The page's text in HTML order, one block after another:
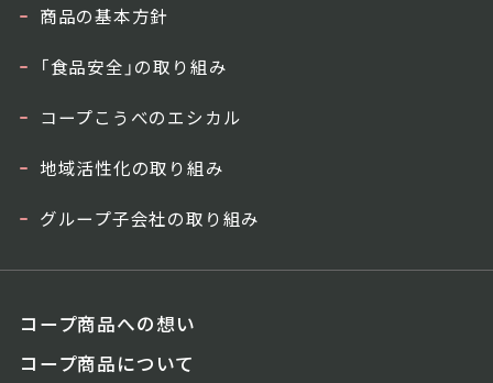
商品の基本方針
「食品安全」の取り組み
コープこうべのエシカル
地域活性化の取り組み
グループ子会社の取り組み
コープ商品への想い
コープ商品について